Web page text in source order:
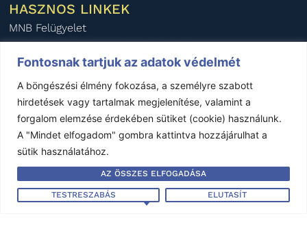
Fontosnak tartjuk az adatok védelmét
A böngészési élmény fokozása, a személyre szabott
hirdetések vagy tartalmak megjelenítése, valamint a
forgalom elemzése érdekében sütiket (cookie) használunk.
A "Mindet elfogadom" gombra kattintva hozzájárulhat a
sütik használatához.
TESTRESZABÁS ELUTASÍT
AZ ÖSSZES ELFOGADÁSA
HASZNOS LINKEK
MNB Felügyelet
Pénzügyi Békéltető Testület
Magyar Biztosítók Szövetsége
BIPAR
AIDA Magyar Nemzeti Szekció
KÖZÉRDEKŰ ADATOK
Éves beszámoló - 2024
Éves beszámoló - 2023